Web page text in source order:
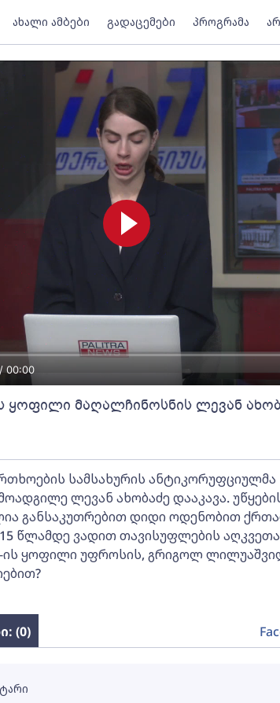
ახალი ამბები გადაცემები პროგრამა
00:00
ყოფილი მაღალჩინოსნის ლევან
სამსახურის ანტიკორუფციულმა
ლევან ახობაძე დააკავა.
განსაკუთრებით დიდი ოდენობით
წლამდე ვადით თავისუფლების
ის ყოფილი უფროსის, გრიგოლ
(0)